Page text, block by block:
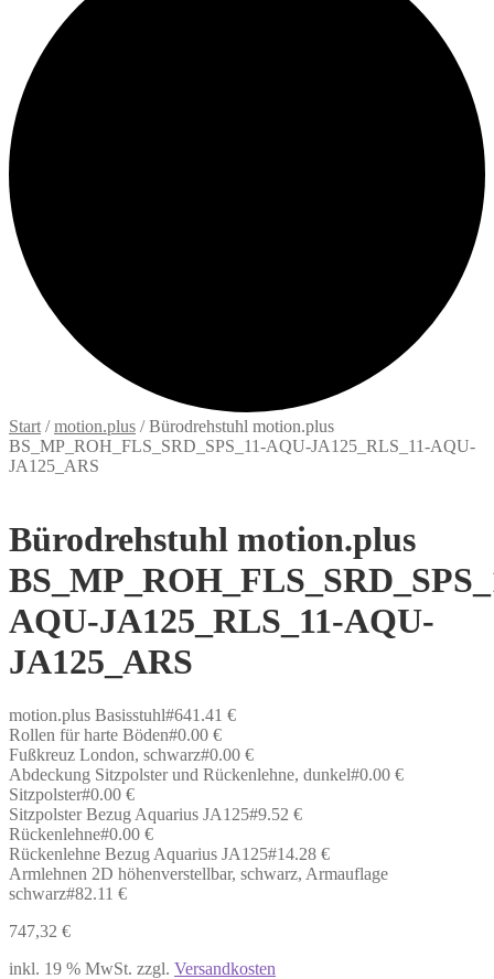
Start /motion.plus /Bürodrehstuhl motion.plus
BS_MP_ROH_FLS_SRD_SPS_11-AQU-JA125_RLS_11-AQU-
JA125_ARS
Bürodrehstuhl motion.plus
AQU-JA125_RLS_11-AQU-
JA125_ARS
motion.plus Basisstuhl#641.41 €
Rollen für harte Böden#0.00 €
Fußkreuz London, schwarz#0.00 €
Abdeckung Sitzpolster und Rückenlehne, dunkel#0.00 €
Sitzpolster#0.00 €
Sitzpolster Bezug Aquarius JA125#9.52 €
Rückenlehne#0.00 €
Rückenlehne Bezug Aquarius JA125#14.28 €
Armlehnen 2D höhenverstellbar, schwarz, Armauflage
schwarz#82.11 €
747,32 €
inkl. 19 % MwSt. zzgl. Versandkosten